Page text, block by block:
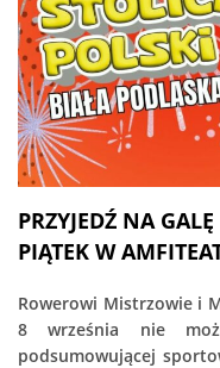
PRZYJEDŹ NA
PIĄTEK W
Rowerowi Mistrzowie i
8 września nie
podsumowującej